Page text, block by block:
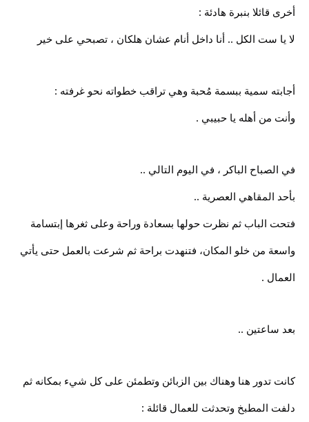
أخرى قائلا بنبرة هادئة :
لا يا ست الكل .. أنا داخل أنام عشان هلكان ، تصبحي على خير
أجابته سمية ببسمة مُحبة وهي تراقب خطواته نحو غرفته :
وأنت من أهله يا حبيبي .
في الصباح الباكر ، في اليوم التالي ..
بأحد المقاهي العصرية ..
فتحت الباب ثم نظرت حولها بسعادة وراحة وعلى ثغرها إبتسامة
واسعة من خلو المكان، فتنهدت براحة ثم شرعت بالعمل حتى يأتي
العمال .
بعد ساعتين ..
كانت تدور هنا وهناك بين الزبائن وتطمئن على كل شيء بمكانه ثم
دلفت المطبخ وتحدثت للعمال قائلة :